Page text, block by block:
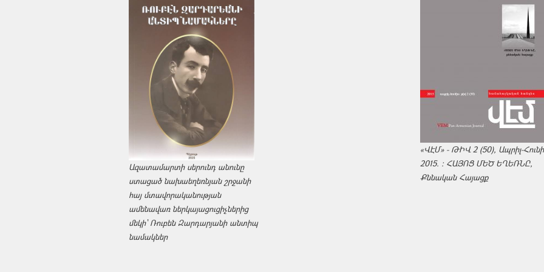
Ազատամարտի սերունդ անունը
ստացած նախաեղեռնյան շրջանի
հայ մտավորականության
ամենավառ ներկայացուցիչներից
մեկի՝ Ռուբեն Զարդարյանի անտիպ
նամակներ
«ՎԷՄ» - ԹԻՎ 2 (50), Ապրիլ-
2015. : ՀԱՅՈՑ ՄԵԾ ԵՂԵՌՆԸ,
Քննական Հայացք